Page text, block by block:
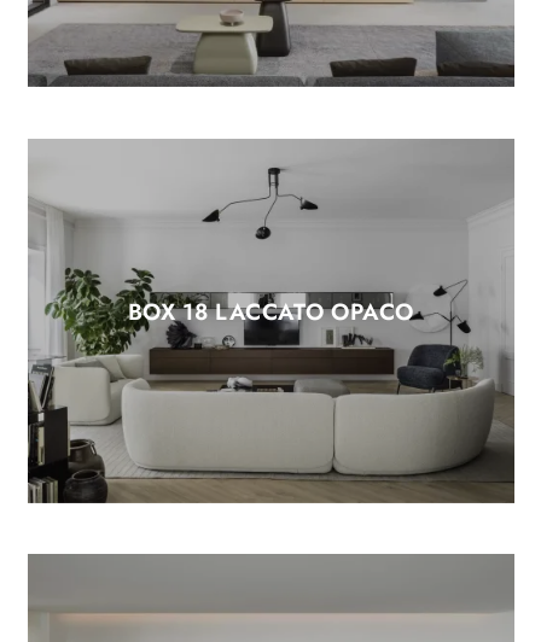
BOX 18 LACCATO OPACO